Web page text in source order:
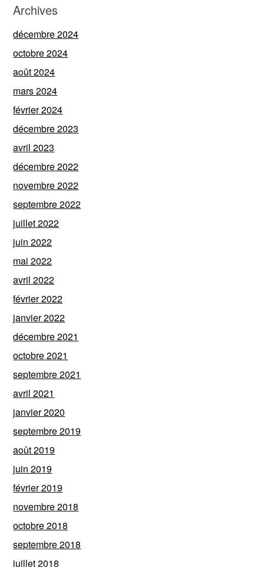
Archives
décembre 2024
octobre 2024
août 2024
mars 2024
février 2024
décembre 2023
avril 2023
décembre 2022
novembre 2022
septembre 2022
juillet 2022
juin 2022
mai 2022
avril 2022
février 2022
janvier 2022
décembre 2021
octobre 2021
septembre 2021
avril 2021
janvier 2020
septembre 2019
août 2019
juin 2019
février 2019
novembre 2018
octobre 2018
septembre 2018
juillet 2018